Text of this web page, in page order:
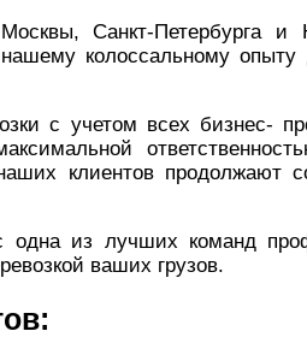
Санкт-Петербурга и
колоссальному опыту
с учетом всех бизнес-
клиентов продолжают
из лучших команд
ваших грузов.